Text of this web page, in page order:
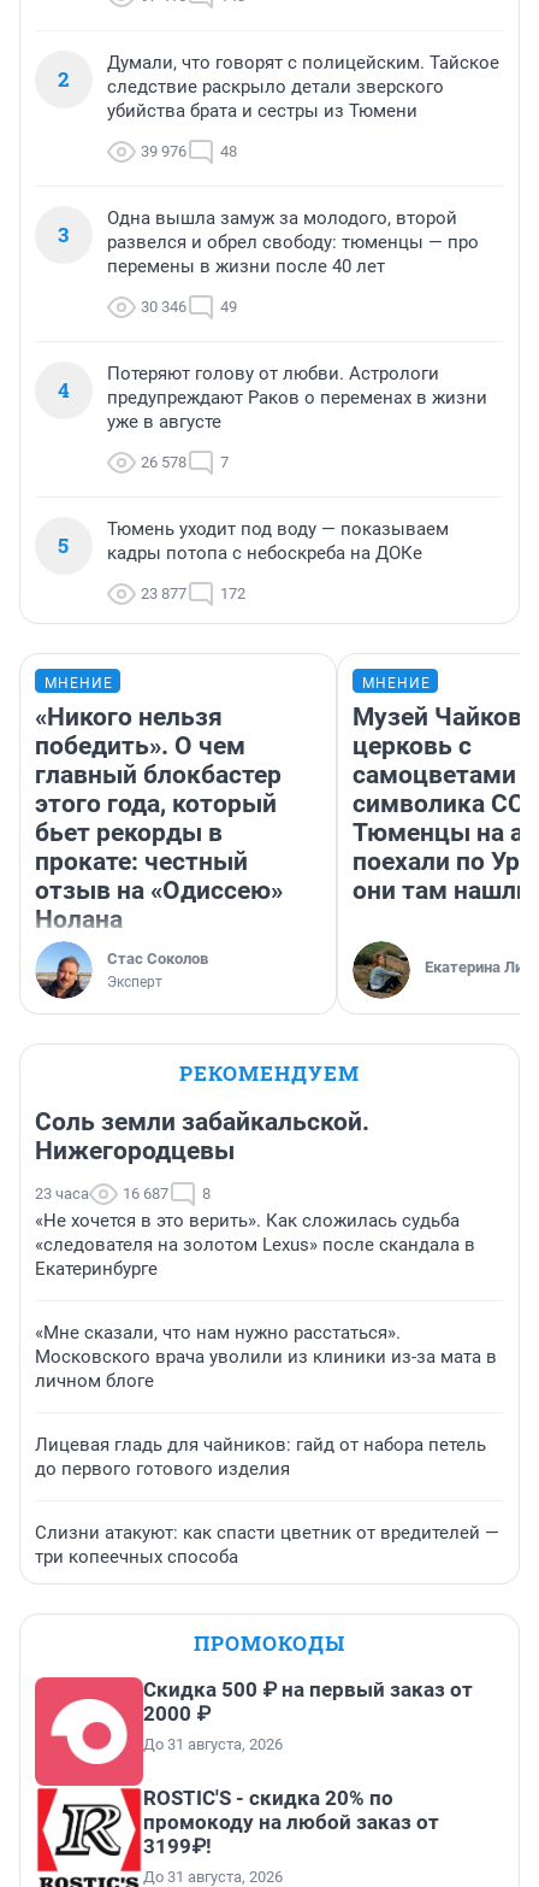
2
Думали, что говорят с полицейским. Тайское
следствие раскрыло детали зверского
убийства брата и сестры из Тюмени
39 976 48
3
Одна вышла замуж за молодого, второй
развелся и обрел свободу: тюменцы — про
перемены в жизни после 40 лет
30 346 49
4
Потеряют голову от любви. Астрологи
предупреждают Раков о переменах в жизни
уже в августе
26 578 7
5
Тюмень уходит под воду — показываем
кадры потопа с небоскреба на ДОКе
23 877 172
МНЕНИЕ
«Никого нельзя
победить». О чем
главный блокбастер
этого года, который
бьет рекорды в
прокате: честный
отзыв на «Одиссею»
Нолана
Стас Соколов
Эксперт
МНЕНИЕ
Музей
церковь с
самоцветами
символика
Тюменцы на
поехали по
они там нашли
Екатерина
РЕКОМЕНДУЕМ
Соль земли забайкальской.
Нижегородцевы
23 часа 16 687 8
«Не хочется в это верить». Как сложилась судьба
«следователя на золотом Lexus» после скандала в
Екатеринбурге
«Мне сказали, что нам нужно расстаться».
Московского врача уволили из клиники из-за мата в
личном блоге
Лицевая гладь для чайников: гайд от набора петель
до первого готового изделия
Слизни атакуют: как спасти цветник от вредителей —
три копеечных способа
ПРОМОКОДЫ
Скидка 500 ₽ на первый заказ от
2000 ₽
До 31 августа, 2026
ROSTIC'S - скидка 20% по
промокоду на любой заказ от
3199₽!
До 31 августа, 2026